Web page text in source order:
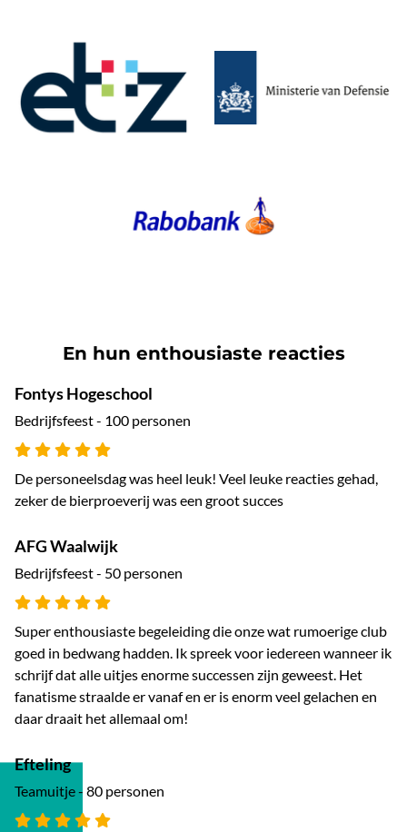
En hun enthousiaste reacties
Fontys Hogeschool
Bedrijfsfeest - 100 personen
De personeelsdag was heel leuk! Veel leuke reacties gehad,
zeker de bierproeverij was een groot succes
AFG Waalwijk
Bedrijfsfeest - 50 personen
Super enthousiaste begeleiding die onze wat rumoerige club
goed in bedwang hadden. Ik spreek voor iedereen wanneer ik
schrijf dat alle uitjes enorme successen zijn geweest. Het
fanatisme straalde er vanaf en er is enorm veel gelachen en
daar draait het allemaal om!
Efteling
Teamuitje - 80 personen